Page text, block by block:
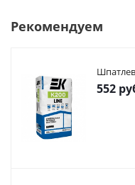
Рекомендуем
552